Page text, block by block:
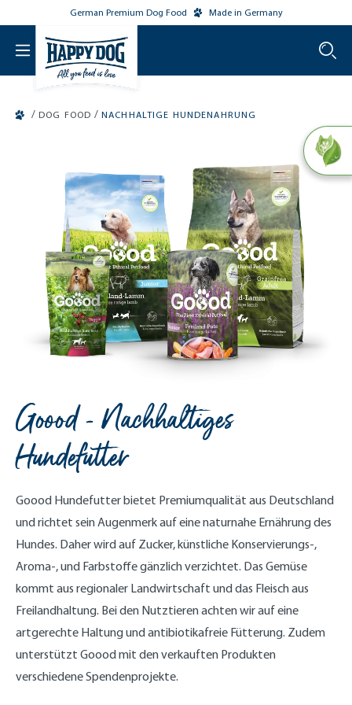
main contentGerman Premium Dog Food Made in Germany
/ DOG FOOD / NACHHALTIGE HUNDENAHRUNG
Goood - Nachhaltiges
Hundefutter
Goood Hundefutter bietet Premiumqualität aus Deutschland
und richtet sein Augenmerk auf eine naturnahe Ernährung des
Hundes. Daher wird auf Zucker, künstliche Konservierungs-,
Aroma-, und Farbstoffe gänzlich verzichtet. Das Gemüse
kommt aus regionaler Landwirtschaft und das Fleisch aus
Freilandhaltung. Bei den Nutztieren achten wir auf eine
artgerechte Haltung und antibiotikafreie Fütterung. Zudem
unterstützt Goood mit den verkauften Produkten
verschiedene Spendenprojekte.